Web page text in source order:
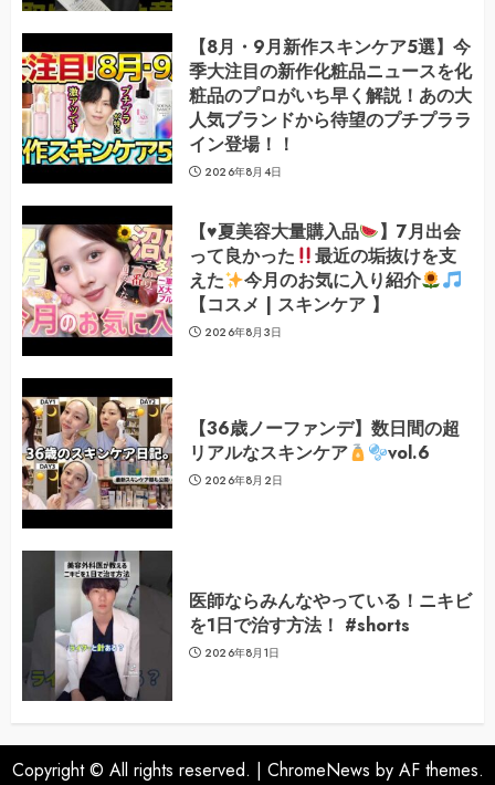
【8月・9月新作スキンケア5選】今
季大注目の新作化粧品ニュースを化
粧品のプロがいち早く解説！あの大
人気ブランドから待望のプチプララ
イン登場！！
2026年8月4日
【♥️夏美容大量購入品
】7月出会
って良かった
最近の垢抜けを支
えた
今月のお気に入り紹介
【コスメ | スキンケア 】
2026年8月3日
【36歳ノーファンデ】数日間の超
リアルなスキンケア
vol.6
2026年8月2日
医師ならみんなやっている！ニキビ
を1日で治す方法！ #shorts
2026年8月1日
Copyright © All rights reserved. | ChromeNews by AF themes.